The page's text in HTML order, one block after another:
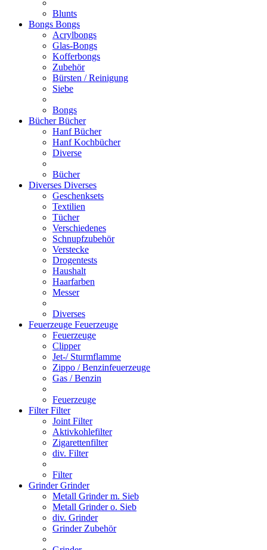
Blunts
Bongs Bongs
Acrylbongs
Glas-Bongs
Kofferbongs
Zubehör
Bürsten / Reinigung
Siebe
Bongs
BücherBücher
Hanf Bücher
Hanf Kochbücher
Diverse
Bücher
Diverses Diverses
Geschenksets
Textilien
Tücher
Verschiedenes
Schnupfzubehör
Verstecke
Drogentests
Haushalt
Haarfarben
Messer
Diverses
Feuerzeuge Feuerzeuge
Feuerzeuge
Clipper
Jet-/ Sturmflamme
Zippo / Benzinfeuerzeuge
Gas / Benzin
Feuerzeuge
FilterFilter
Joint Filter
Aktivkohlefilter
Zigarettenfilter
div. Filter
Filter
GrinderGrinder
Metall Grinder m. Sieb
Metall Grinder o. Sieb
div. Grinder
Grinder Zubehör